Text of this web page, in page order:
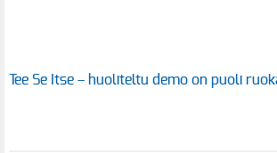
Tee Se Itse – huoliteltu demo on puoli